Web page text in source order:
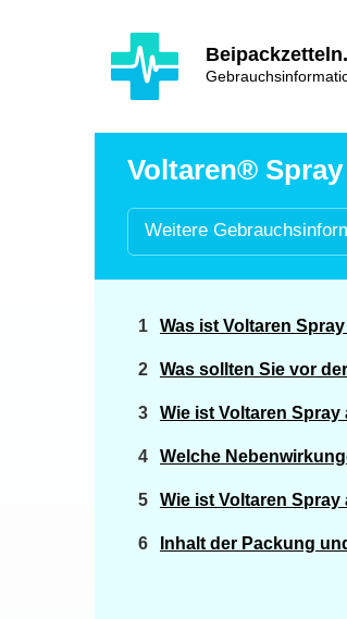
Hlavní
navigace
Voltaren®
Weitere
Was ist Voltaren
Was sollten Sie vor
Wie ist Voltaren Spray
Welche
Wie ist Voltaren
Inhalt der Packung